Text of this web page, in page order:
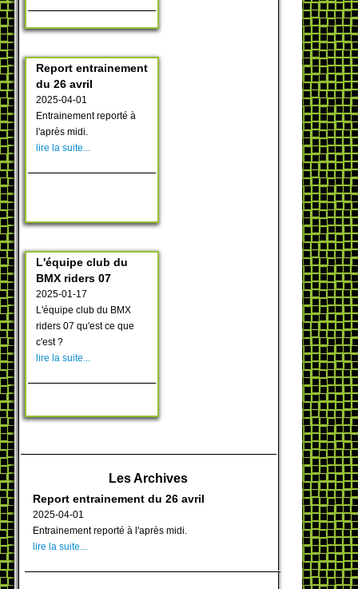
Report entrainement
du 26 avril
2025-04-01
Entrainement reporté à
l'après midi.
lire la suite...
L'équipe club du
BMX riders 07
2025-01-17
L'équipe club du BMX
riders 07 qu'est ce que
c'est ?
lire la suite...
Les Archives
Report entrainement du 26 avril
2025-04-01
Entrainement reporté à l'après midi.
lire la suite...